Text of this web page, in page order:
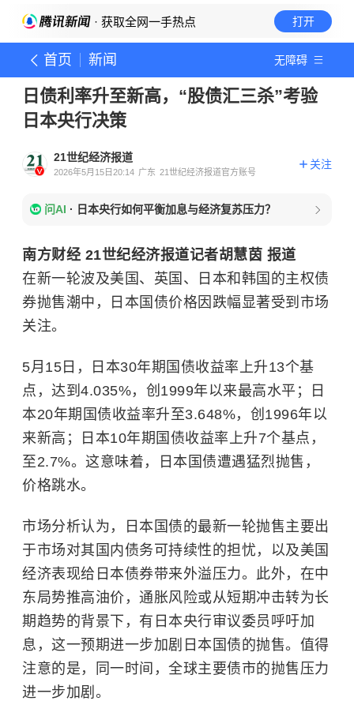
· 获取全网一手热点 打开
首页 新闻 无障碍
日债利率升至新高，“股债汇三杀”考验
日本央行决策
21世纪经济报道
2026年5月15日20:14 广东 21世纪经济报道官方账号
关注
问AI · 日本央行如何平衡加息与经济复苏压力？
南方财经 21世纪经济报道记者胡慧茵 报道
在新一轮波及美国、英国、日本和韩国的主权债
券抛售潮中，日本国债价格因跌幅显著受到市场
关注。
5月15日，日本30年期国债收益率上升13个基
点，达到4.035%，创1999年以来最高水平；日
本20年期国债收益率升至3.648%，创1996年以
来新高；日本10年期国债收益率上升7个基点，
至2.7%。这意味着，日本国债遭遇猛烈抛售，
价格跳水。
市场分析认为，日本国债的最新一轮抛售主要出
于市场对其国内债务可持续性的担忧，以及美国
经济表现给日本债券带来外溢压力。此外，在中
东局势推高油价，通胀风险或从短期冲击转为长
期趋势的背景下，有日本央行审议委员呼吁加
息，这一预期进一步加剧日本国债的抛售。值得
注意的是，同一时间，全球主要债市的抛售压力
进一步加剧。